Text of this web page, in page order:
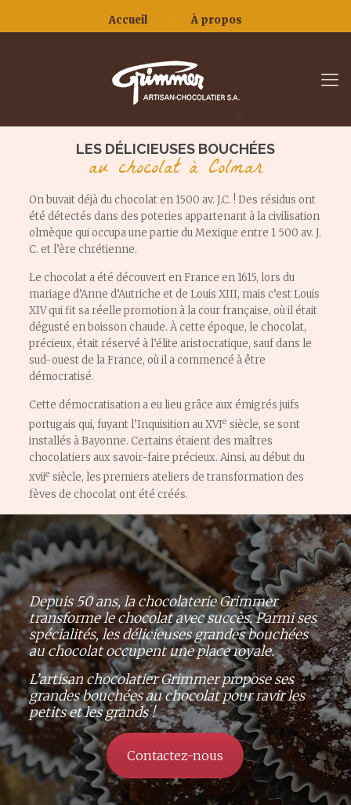
Accueil À propos
LES DÉLICIEUSES BOUCHÉES
au chocolat à Colmar
On buvait déjà du chocolat en 1500 av. J.C. ! Des résidus ont
été détectés dans des poteries appartenant à la civilisation
olmèque qui occupa une partie du Mexique entre 1 500 av. J.
C. et l’ère chrétienne.
Le chocolat a été découvert en France en 1615, lors du
mariage d’Anne d’Autriche et de Louis XIII, mais c’est Louis
XIV qui fit sa réelle promotion à la cour française, où il était
dégusté en boisson chaude. À cette époque, le chocolat,
précieux, était réservé à l’élite aristocratique, sauf dans le
sud-ouest de la France, où il a commencé à être
démocratisé.
Cette démocratisation a eu lieu grâce aux émigrés juifs
portugais qui, fuyant l’Inquisition au XVIe siècle, se sont
installés à Bayonne. Certains étaient des maîtres
chocolatiers aux savoir-faire précieux. Ainsi, au début du
xviie siècle, les premiers ateliers de transformation des
fèves de chocolat ont été créés.
Depuis 50 ans, la chocolaterie Grimmer
transformele chocolatavec succès. Parmi ses
spécialités, les délicieuses grandes bouchées
au chocolat occupent une place royale.
L’artisan chocolatier Grimmer propose ses
grandes bouchées au chocolat pour ravir les
petits et les grands !
Contactez-nous